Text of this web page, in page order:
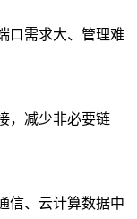
口需求大、管理难
，减少非必要链
信、云计算数据中